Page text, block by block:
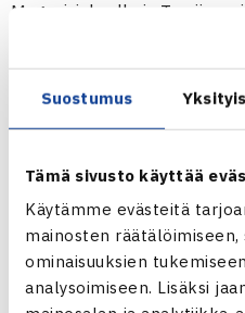
Suostumus
Tämä sivusto käyttää
Käytämme evästeitä
mainosten räätälöimiseen,
ominaisuuksien
analysoimiseen. Lisäksi
Mugeviciukselle ja
Juniorien ITF-pistekilpailu
19.-24.4.2011 Piestany,
Poikien kaksinpeli
Poikien nelinpeli
1.kierrosta: Juraj Ciznar
Blaho/Kmetko Slovakia 64